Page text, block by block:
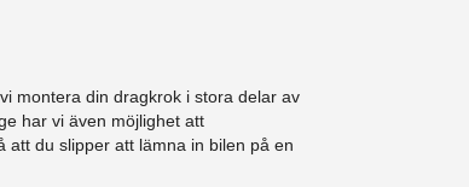
montera din dragkrok i stora delar av
har vi även möjlighet att
att du slipper att lämna in bilen på en